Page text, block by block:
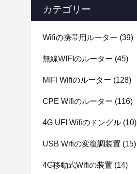
カテゴリー
Wifiの携帯用ルーター (39)
無線WIFIのルーター (45)
MIFI Wifiのルーター (128)
CPE Wifiのルーター (116)
4G UFI Wifiのドングル (10)
USB Wifiの変復調装置 (15)
4G移動式Wifiの装置 (14)